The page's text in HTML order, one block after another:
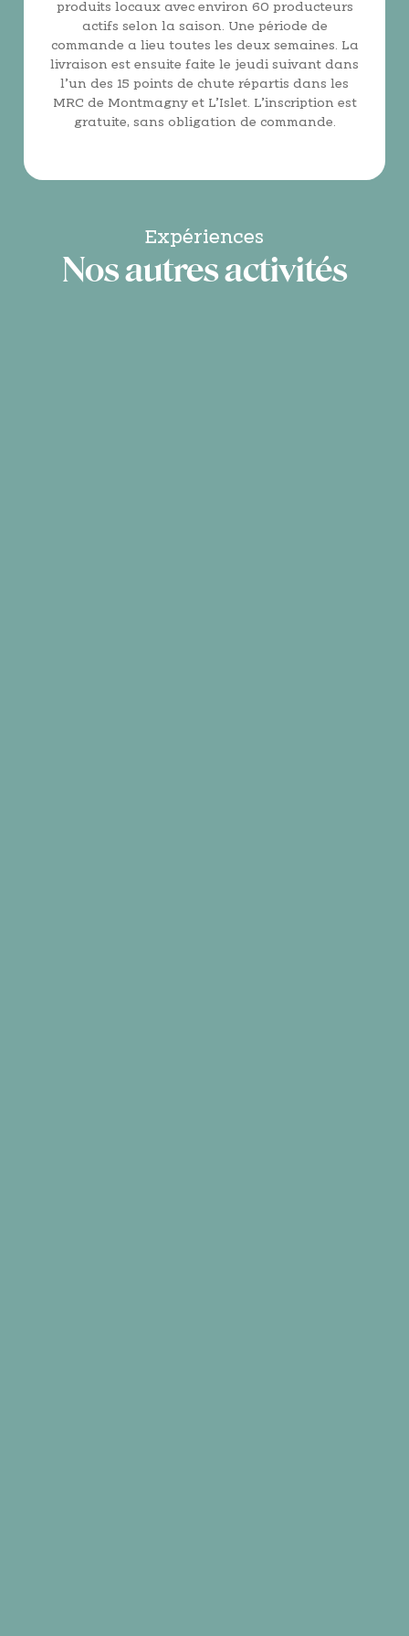
produits locaux avec environ 60 producteurs
actifs selon la saison. Une période de
commande a lieu toutes les deux semaines. La
livraison est ensuite faite le jeudi suivant dans
l’un des 15 points de chute répartis dans les
MRC de Montmagny et L’Islet. L’inscription est
gratuite, sans obligation de commande.
Expériences
Nos autres activités